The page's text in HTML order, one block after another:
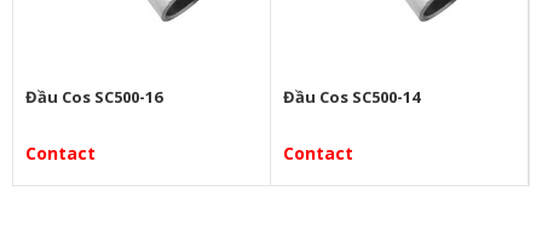
Đầu Cos SC500-16
Contact
Đầu Cos SC500-14
Contact